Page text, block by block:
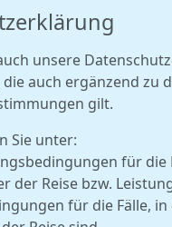
unsere
auch ergänzend zu
gilt.
Sie unter:
für die
der Reise bzw.
für die Fälle,